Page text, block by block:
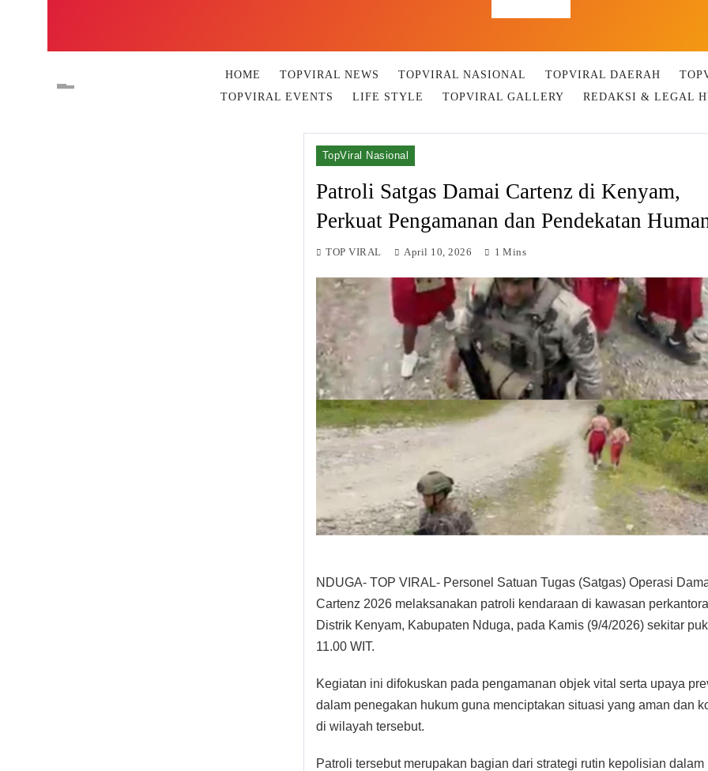
HOME TOPVIRAL NEWS TOPVIRAL NASIONAL TOPVIRAL DAERAH
TOPVIRAL EVENTS
LIFE STYLE TOPVIRAL GALLERY REDAKSI & LEGAL
TopViral Nasional
Patroli Satgas Damai Cartenz di Kenyam,
Perkuat Pengamanan dan Pendekatan
TOP VIRAL April 10, 2026 1 Mins
NDUGA- TOP VIRAL- Personel Satuan Tugas (Satgas) Operasi
Cartenz 2026 melaksanakan patroli kendaraan di kawasan
Distrik Kenyam, Kabupaten Nduga, pada Kamis (9/4/2026) sekitar
11.00 WIT.
Kegiatan ini difokuskan pada pengamanan objek vital serta upaya
dalam penegakan hukum guna menciptakan situasi yang aman dan
di wilayah tersebut.
Patroli tersebut merupakan bagian dari strategi rutin kepolisian dalam